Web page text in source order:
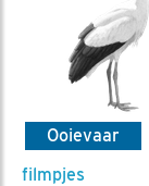
Ooievaar
filmpjes